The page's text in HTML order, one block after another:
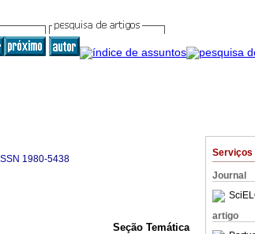
Serviços
Journal
artigo
ISSN 1980-5438
Seção Temática